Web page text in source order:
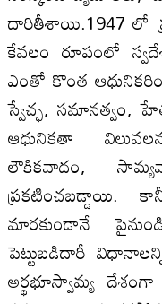
దారితీశాయి.1947 లో
కేవలం రూపంలో
ఎంతో కొంత
స్వేచ్ఛ, సమానత్వం,
ఆధునికతా
లౌకికవాదం,
మారకుండానే
పెట్టుబడిదారీ
అర్థభూస్వామ్య